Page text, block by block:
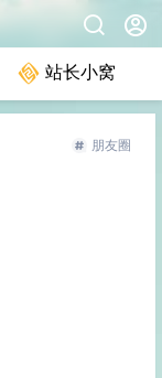
站长小窝
朋友圈